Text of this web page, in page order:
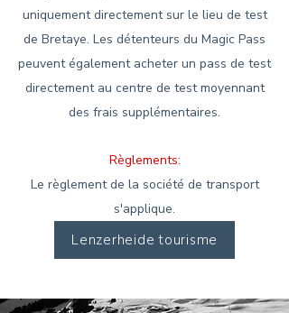
uniquement directement sur le lieu de test
de Bretaye. Les détenteurs du Magic Pass
peuvent également acheter un pass de test
directement au centre de test moyennant
des frais supplémentaires.
Règlements:
Le règlement de la société de transport
s'applique.
Lenzerheide tourisme